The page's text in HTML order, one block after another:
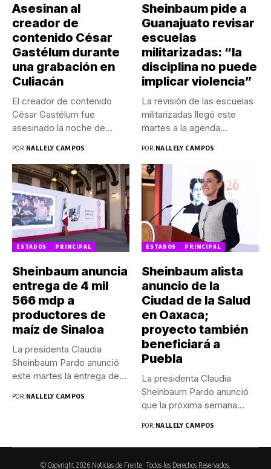
Asesinan al
creador de
contenido César
Gastélum durante
una grabación en
Culiacán
El creador de contenido
César Gastélum fue
asesinado la noche de
POR:NALLELY CAMPOS
Sheinbaum pide a
Guanajuato revisar
escuelas
militarizadas: “la
disciplina no puede
implicar violencia”
La revisión de las escuelas
militarizadas llegó este
martes a la agenda...
POR:NALLELY CAMPOS
ESTADOS PRINCIPAL
Sheinbaum anuncia
entrega de 4 mil
566 mdp a
productores de
maíz de Sinaloa
La presidenta Claudia
Sheinbaum Pardo anunció
este martes la entrega de
POR:NALLELY CAMPOS
ESTADOS PRINCIPAL
Sheinbaum alista
anuncio de la
Ciudad de la Salud
en Oaxaca;
proyecto también
beneficiará a
Puebla
La presidenta Claudia
Sheinbaum Pardo anunció
que la próxima semana
POR:NALLELY CAMPOS
© Copyright 2026 Noticias de Frente. Todos los Derechos Reservados.